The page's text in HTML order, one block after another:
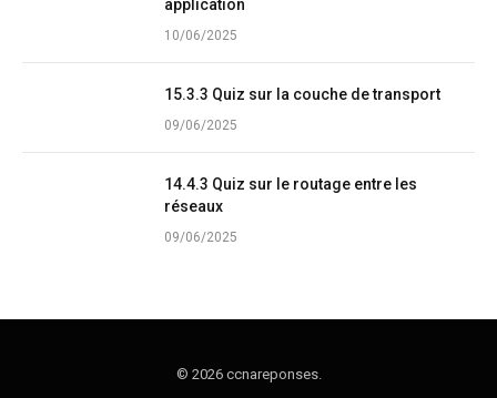
application
10/06/2025
15.3.3 Quiz sur la couche de transport
09/06/2025
14.4.3 Quiz sur le routage entre les
réseaux
09/06/2025
© 2026 ccnareponses.